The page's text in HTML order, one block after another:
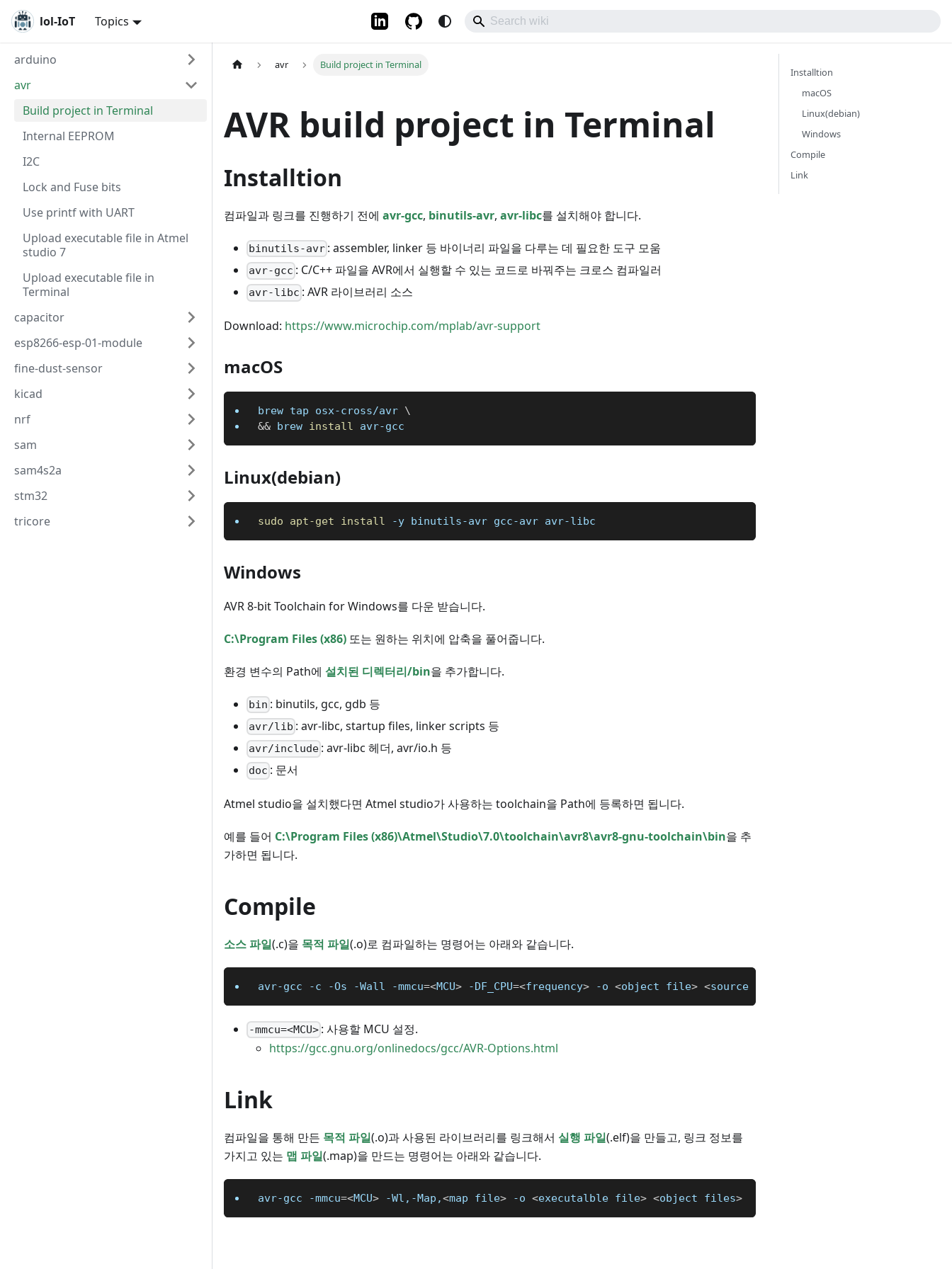
lol-IoT Topics
arduino
avr
Build project in Terminal
Internal EEPROM
I2C
Lock and Fuse bits
Use printf with UART
Upload executable file in Atmel
studio 7
Upload executable file in
Terminal
capacitor
esp8266-esp-01-module
fine-dust-sensor
kicad
nrf
sam
sam4s2a
stm32
tricore
avr Build project in Terminal
AVR build project in Terminal
Installtion
컴파일과 링크를 진행하기 전에 avr-gcc, binutils-avr, avr-libc를 설치해야 합니다.
binutils-avr : assembler, linker 등 바이너리 파일을 다루는 데 필요한 도구 모움
avr-gcc : C/C++ 파일을 AVR에서 실행할 수 있는 코드로 바꿔주는 크로스 컴파일러
avr-libc : AVR 라이브러리 소스
Download: https://www.microchip.com/mplab/avr-support
macOS
brew tap osx-cross/avr \
&& brew install avr-gcc
Linux(debian)
sudo apt-get install -y binutils-avr gcc-avr avr-libc
Windows
AVR 8-bit Toolchain for Windows를 다운 받습니다.
C:\Program Files (x86) 또는 원하는 위치에 압축을 풀어줍니다.
환경 변수의 Path에 설치된 디렉터리/bin을 추가합니다.
bin : binutils, gcc, gdb 등
avr/lib : avr-libc, startup files, linker scripts 등
avr/include : avr-libc 헤더, avr/io.h 등
doc : 문서
Atmel studio을 설치했다면 Atmel studio가 사용하는 toolchain을 Path에 등록하면 됩니다.
예를 들어 C:\Program Files (x86)\Atmel\Studio\7.0\toolchain\avr8\avr8-gnu-toolchain\bin을 추
가하면 됩니다.
Compile
소스 파일(.c)을 목적 파일(.o)로 컴파일하는 명령어는 아래와 같습니다.
avr-gcc -c -Os -Wall -mmcu=<MCU> -DF_CPU=<frequency> -o <object file> <source files
-mmcu=<MCU> : 사용할 MCU 설정.
https://gcc.gnu.org/onlinedocs/gcc/AVR-Options.html
Link
컴파일을 통해 만든 목적 파일(.o)과 사용된 라이브러리를 링크해서 실행 파일(.elf)을 만들고, 링크 정보를
가지고 있는 맵 파일(.map)을 만드는 명령어는 아래와 같습니다.
avr-gcc -mmcu=<MCU> -Wl,-Map,<map file> -o <executalble file> <object files>
Installtion
macOS
Linux(debian)
Windows
Compile
Link